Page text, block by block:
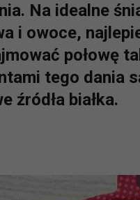
Na idealne
i owoce,
połowę
tego dania
źródła białka.